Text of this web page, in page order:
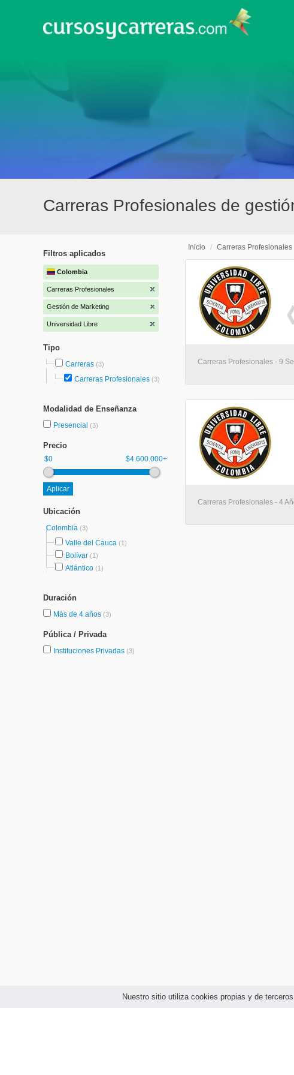
Nuestro sitio utiliza cookies propias y de
Carreras Profesionales de
Filtros aplicados
Colombia
Carreras Profesionales
Gestión de Marketing
Universidad Libre
Tipo
Carreras (3)
Carreras Profesionales (3)
Modalidad de Enseñanza
Presencial (3)
Precio
$0 $4.600.000+
Ubicación
Colombia (3)
Valle del Cauca (1)
Bolívar (1)
Atlántico (1)
Duración
Más de 4 años (3)
Pública / Privada
Instituciones Privadas (3)
Inicio / Carreras Profesionales
Carreras Profesionales - 9
Carreras Profesionales - 4